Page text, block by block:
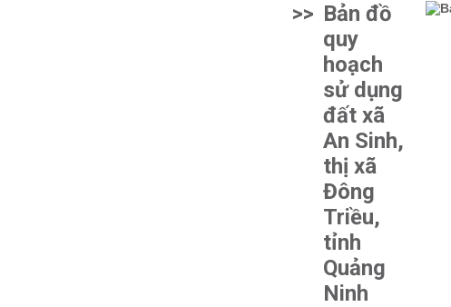
>> Bản đồ
quy
hoạch
sử dụng
đất xã
An Sinh,
thị xã
Đông
Triều,
tỉnh
Quảng
Ninh